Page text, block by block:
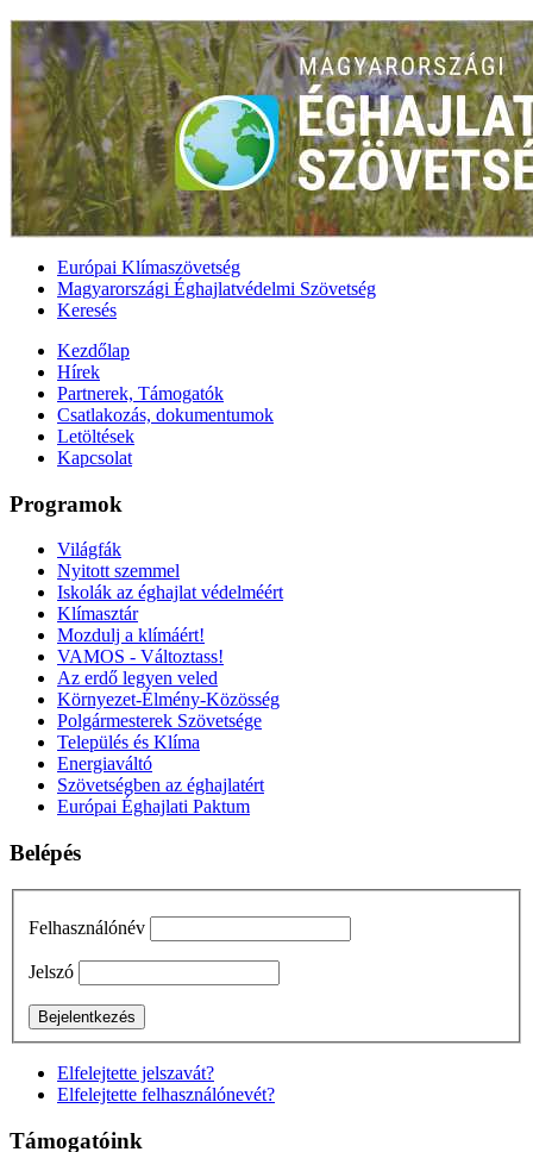
Európai Klímaszövetség
Magyarországi Éghajlatvédelmi Szövetség
Keresés
Kezdőlap
Hírek
Partnerek, Támogatók
Csatlakozás, dokumentumok
Letöltések
Kapcsolat
Programok
Világfák
Nyitott szemmel
Iskolák az éghajlat védelméért
Klímasztár
Mozdulj a klímáért!
VAMOS - Változtass!
Az erdő legyen veled
Környezet-Élmény-Közösség
Polgármesterek Szövetsége
Település és Klíma
Energiaváltó
Szövetségben az éghajlatért
Európai Éghajlati Paktum
Belépés
Felhasználónév
Jelszó
Elfelejtette jelszavát?
Elfelejtette felhasználónevét?
Támogatóink